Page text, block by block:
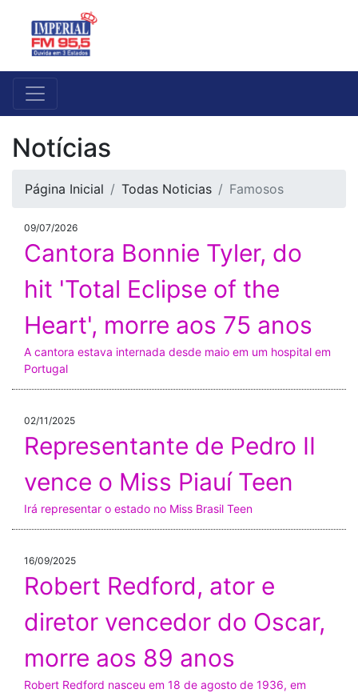
Notícias
Página Inicial Todas Noticias Famosos
09/07/2026
Cantora Bonnie Tyler, do
hit 'Total Eclipse of the
Heart', morre aos 75 anos
A cantora estava internada desde maio em um hospital em
Portugal
02/11/2025
Representante de Pedro II
vence o Miss Piauí Teen
Irá representar o estado no Miss Brasil Teen
16/09/2025
Robert Redford, ator e
diretor vencedor do Oscar,
morre aos 89 anos
Robert Redford nasceu em 18 de agosto de 1936, em